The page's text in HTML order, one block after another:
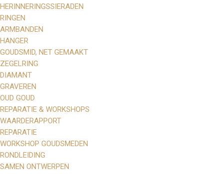
HERINNERINGSSIERADEN
RINGEN
ARMBANDEN
HANGER
GOUDSMID, NET GEMAAKT
ZEGELRING
DIAMANT
GRAVEREN
OUD GOUD
REPARATIE & WORKSHOPS
WAARDERAPPORT
REPARATIE
WORKSHOP GOUDSMEDEN
RONDLEIDING
SAMEN ONTWERPEN